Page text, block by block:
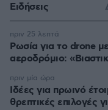
Ειδήσεις
Ρωσία για το drone
αεροδρόμιο:
πριν 25 λεπτά
Ιδέες για πρωινό
θρεπτικές επιλογές
πριν μία ώρα